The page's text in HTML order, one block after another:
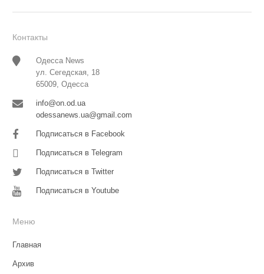
Контакты
Одесса News
ул. Сегедская, 18
65009, Одесса
info@on.od.ua
odessanews.ua@gmail.com
Подписаться в Facebook
Подписаться в Telegram
Подписаться в Twitter
Подписаться в Youtube
Меню
Главная
Архив